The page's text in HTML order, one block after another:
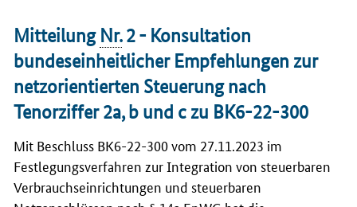
Mitteilung Nr.2 - Konsultation
bundeseinheitlicher Empfehlungen zur
netzorientierten Steuerung nach
Tenorziffer 2a, b und c zu BK6-22-300
Mit Beschluss BK6-22-300 vom 27.11.2023 im
Festlegungsverfahren zur Integration von steuerbaren
Verbrauchseinrichtungen und steuerbaren